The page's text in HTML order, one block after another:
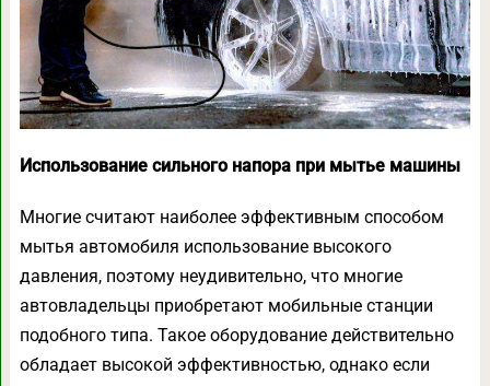
Использование сильного напора при мытье машины
Многие считают наиболее эффективным способом
мытья автомобиля использование высокого
давления, поэтому неудивительно, что многие
автовладельцы приобретают мобильные станции
подобного типа. Такое оборудование действительно
обладает высокой эффективностью, однако если